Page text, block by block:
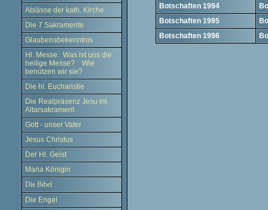
Ablässe der kath. Kirche
Die 7 Sakramente
Glaubensbekenntnis
Hl. Messe. Was ist uns die
heilige Messe? Wie
benützen wir sie?
Die hl. Eucharistie
Die Realpräsenz Jesu im
Altarsakrament
Gott - unser Vater
Jesus Christus
Der Hl. Geist
Maria Königin
Die Bibel
Die Engel
Botschaften 1994
Botschaften 1995
Botschaften 1996